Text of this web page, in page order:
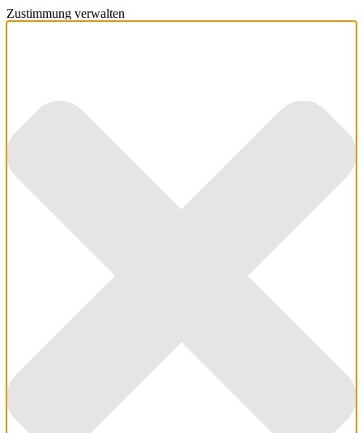
Zustimmung verwalten